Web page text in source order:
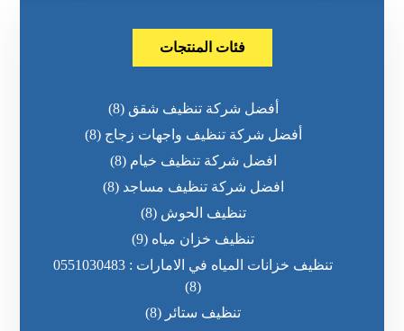
فئات المنتجات
أفضل شركة تنظيف شقق (8)
أفضل شركة تنظيف واجهات زجاج (8)
افضل شركة تنظيف خيام (8)
افضل شركة تنظيف مساجد (8)
تنظيف الحوش (8)
تنظيف خزان مياه (9)
تنظيف خزانات المياه في الامارات : 0551030483
(8)
تنظيف ستائر (8)